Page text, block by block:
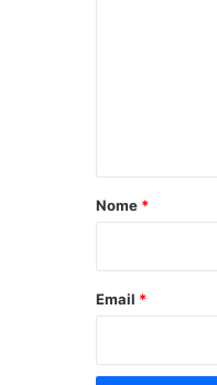
o
Nome *
Email *